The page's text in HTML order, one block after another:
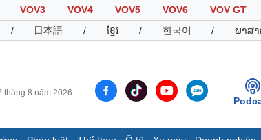
VOV3 VOV4 VOV5 VOV6
VOV GT
/ 日本語 / ខ្មែរ / 한국어 / ພາສາ
tháng 8 năm 2026